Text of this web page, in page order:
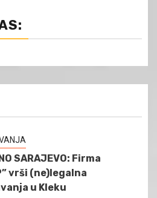
SARAJEVO: Firma
vrši (ne)legalna
u Kleku